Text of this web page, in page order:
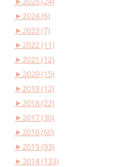
►2024 (6)
►2023 (7)
►2022 (11)
►2021 (12)
►2020 (15)
►2019 (12)
►2018 (22)
►2017 (30)
►2016 (60)
►2015 (93)
►2014 (133)